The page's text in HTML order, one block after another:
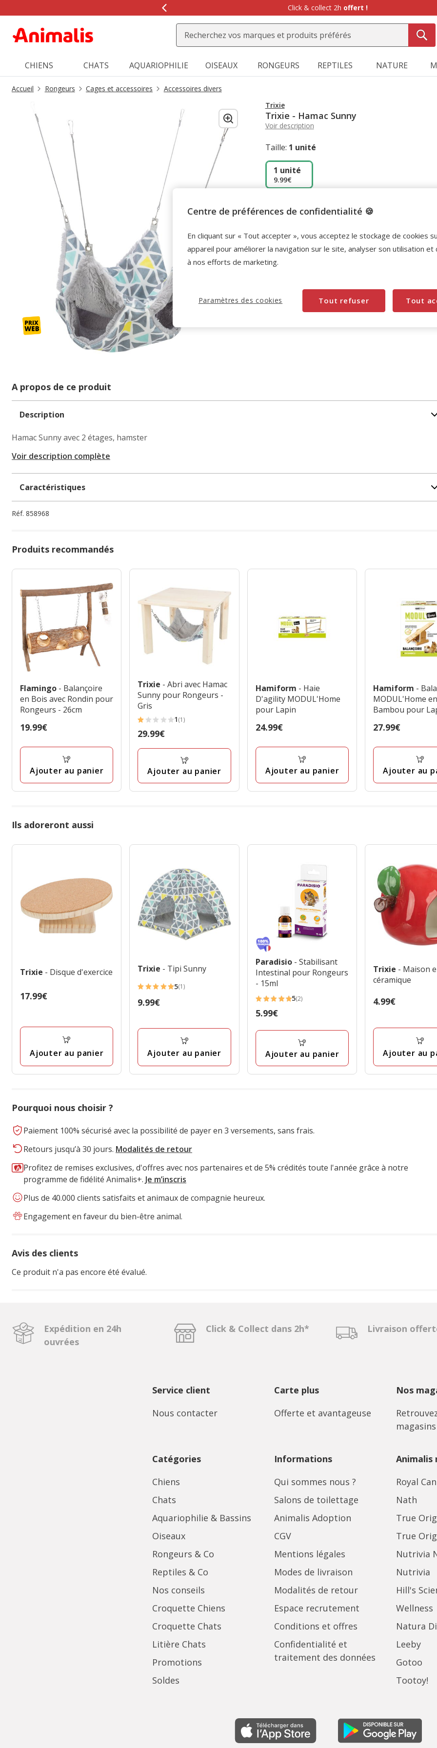
de
message,
Click & collect 2h offert !
CHIENS CHATS AQUARIOPHILIE OISEAUX RONGEURS REPTILES NATURE
Accueil Rongeurs Cages et accessoires
Accessoires divers
Trixie
Trixie - Hamac Sunny
Voir description
Taille: 1 unité
1 unité
9.99€
Promotion disponible
-10% sur votre première commande* avec votre
Carte Animalis. Offre non cumulable aux autres
promotions en cours.
A propos de ce produit
Description
Hamac Sunny avec 2 étages, hamster
Voir description complète
Caractéristiques
Réf. 858968
Produits recommandés
Flamingo - Balançoire
en Bois avec Rondin pour
Rongeurs - 26cm
Prix
19.99€
Ajouter au panier
Trixie - Abri avec Hamac
Sunny pour Rongeurs -
Gris
1
étoiles
avec
avis
1(1)
Prix
29.99€
Ajouter au panier
Hamiform - Haie
D'agility MODUL'Home
pour Lapin
Prix
24.99€
Ajouter au panier
Hamiform -
MODUL'Home en
Bambou pour
Prix
27.99€
Ajouter au
Ils adoreront aussi
Trixie - Disque d'exercice
Prix
17.99€
Ajouter au panier
Trixie - Tipi Sunny
5
étoiles
1
5(1)
Prix
9.99€
Ajouter au panier
Paradisio - Stabilisant
Intestinal pour Rongeurs
- 15ml
5
étoiles
avis
5(2)
Prix
5.99€
Ajouter au panier
Trixie - Maison
céramique
Prix
4.99€
Ajouter au
Pourquoi nous choisir ?
Paiement 100% sécurisé avec la possibilité de payer en 3 versements, sans frais.
Retours jusqu’à 30 jours. Modalités de retour
Profitez de remises exclusives, d'offres avec nos partenaires et de 5% crédités toute l'année grâce à notre
programme de fidélité Animalis+. Je m’inscris
Plus de 40.000 clients satisfaits et animaux de compagnie heureux.
Engagement en faveur du bien-être animal.
Avis des clients
Ce produit n'a pas encore été évalué.
Expédition en 24h
ouvrées
Click & Collect dans 2h* Livraison
Service client
Nous contacter
Carte plus
Offerte et avantageuse
Nos
magasins
Catégories
Chiens
Chats
Aquariophilie & Bassins
Oiseaux
Rongeurs & Co
Reptiles & Co
Nos conseils
Croquette Chiens
Croquette Chats
Litière Chats
Promotions
Soldes
Informations
Qui sommes nous ?
Salons de toilettage
Animalis Adoption
CGV
Mentions légales
Modes de livraison
Modalités de retour
Espace recrutement
Conditions et offres
Confidentialité et
traitement des données
Animalis
Royal
Nath
True
True
Nutrivia
Nutrivia
Hill's
Wellness
Natura
Leeby
Gotoo
Tootoy!
Centre de préférences de confidentialité 🍪
En cliquant sur « Tout accepter », vous acceptez le stockage de cookies
appareil pour améliorer la navigation sur le site, analyser son utilisation et
à nos efforts de marketing.
Tout refuser Tout
Paramètres des cookies